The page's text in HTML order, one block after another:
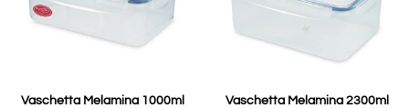
Vaschetta Melamina 1000ml
Vaschetta Melamina 2300ml